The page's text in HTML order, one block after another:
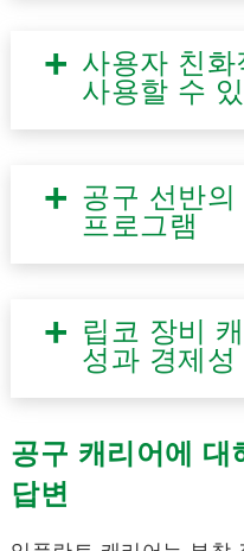
사용자 친화
사용할 수
공구 선반
프로그램
립코 장비
성과 경제성
공구 캐리어에 대
답변